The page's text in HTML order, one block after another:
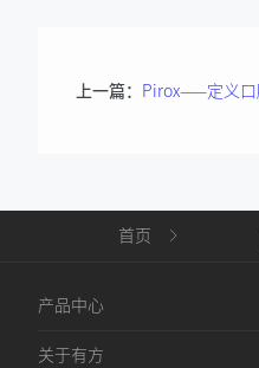
上一篇：
首页
产品中心
关于有方